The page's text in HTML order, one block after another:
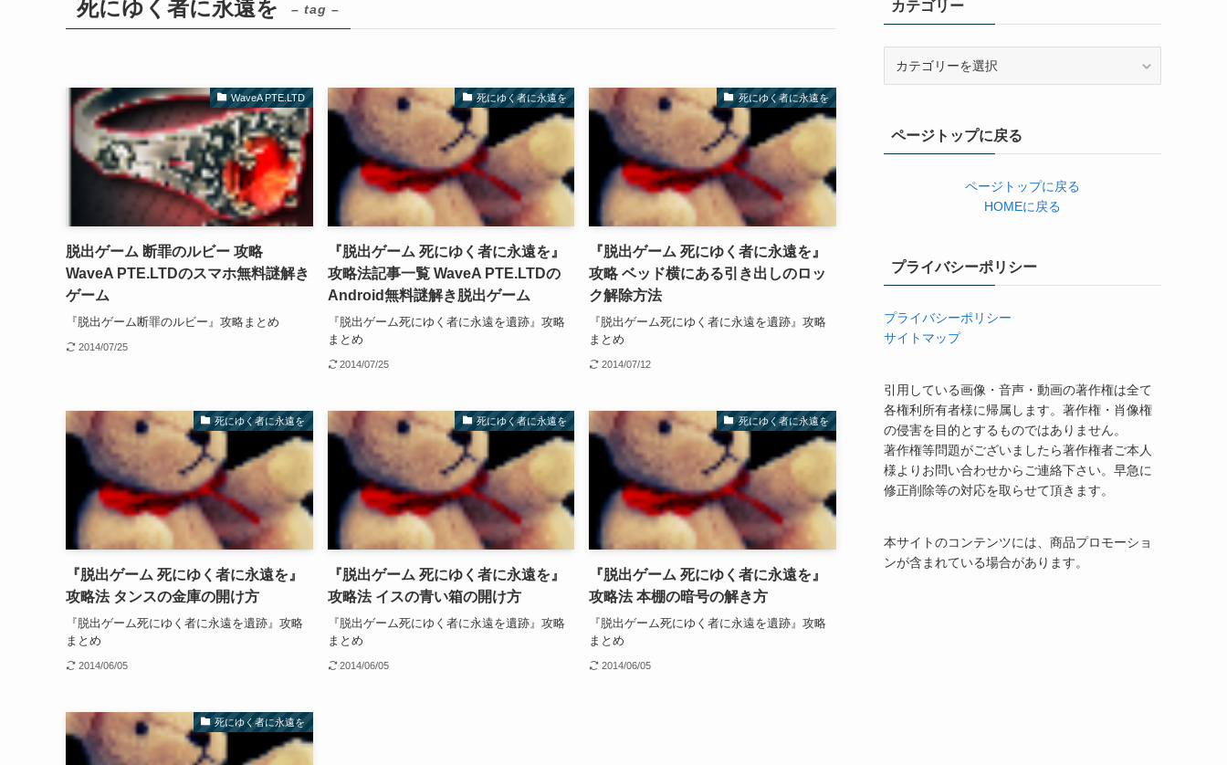
死にゆく者に永遠を – tag –
WaveA PTE.LTD
脱出ゲーム 断罪のルビー 攻略
WaveA PTE.LTDのスマホ無料謎解き
ゲーム
『脱出ゲーム断罪のルビー』攻略まとめ
2014/07/25
死にゆく者に永遠を
『脱出ゲーム 死にゆく者に永遠を』
攻略法記事一覧 WaveA PTE.LTDの
Android無料謎解き脱出ゲーム
『脱出ゲーム死にゆく者に永遠を遺跡』攻略
まとめ
2014/07/25
死にゆく者に永遠を
『脱出ゲーム 死にゆく者に永遠を』
攻略 ベッド横にある引き出しのロッ
ク解除方法
『脱出ゲーム死にゆく者に永遠を遺跡』攻略
まとめ
2014/07/12
死にゆく者に永遠を
『脱出ゲーム 死にゆく者に永遠を』
攻略法 タンスの金庫の開け方
『脱出ゲーム死にゆく者に永遠を遺跡』攻略
まとめ
2014/06/05
死にゆく者に永遠を
『脱出ゲーム 死にゆく者に永遠を』
攻略法 イスの青い箱の開け方
『脱出ゲーム死にゆく者に永遠を遺跡』攻略
まとめ
2014/06/05
死にゆく者に永遠を
『脱出ゲーム 死にゆく者に永遠を』
攻略法 本棚の暗号の解き方
『脱出ゲーム死にゆく者に永遠を遺跡』攻略
まとめ
2014/06/05
死にゆく者に永遠を
カテゴリー
ーページトップに戻る
ページトップに戻る
HOMEに戻る
プライバシーポリシー
プライバシーポリシー
サイトマップ
引用している画像・音声・動画の著作権は全て
各権利所有者様に帰属します。著作権・肖像権
の侵害を目的とするものではありません。
著作権等問題がございましたら著作権者ご本人
様よりお問い合わせからご連絡下さい。早急に
修正削除等の対応を取らせて頂きます。
本サイトのコンテンツには、商品プロモーショ
ンが含まれている場合があります。